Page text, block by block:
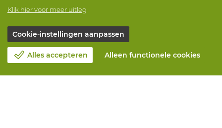
Klik hier voor meer uitleg
Cookie-instellingen aanpassen
Alles accepteren Alleen functionele cookies